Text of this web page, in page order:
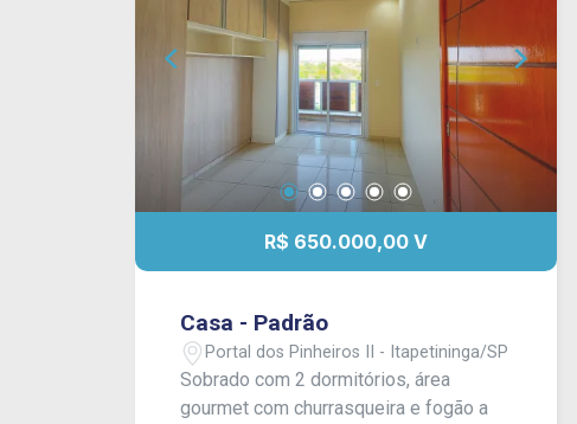
R$ 650.000,00 V
Casa - Padrão
Portal dos Pinheiros II - Itapetininga/SP
Sobrado com 2 dormitórios, área
gourmet com churrasqueira e fogão a